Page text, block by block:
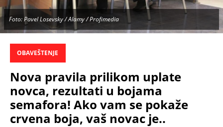
Foto: Pavel Losevsky / Alamy / Profimedia
OBAVEŠTENJE
Nova pravila prilikom uplate
novca, rezultati u bojama
semafora! Ako vam se pokaže
crvena boja, vaš novac je..